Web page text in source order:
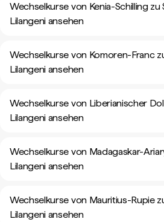
Wechselkurse von Kenia-Schilling zu
Lilangeni ansehen
Wechselkurse von Komoren-Franc
Lilangeni ansehen
Wechselkurse von Liberianischer
Lilangeni ansehen
Wechselkurse von Madagaskar-
Lilangeni ansehen
Wechselkurse von Mauritius-Rupie
Lilangeni ansehen